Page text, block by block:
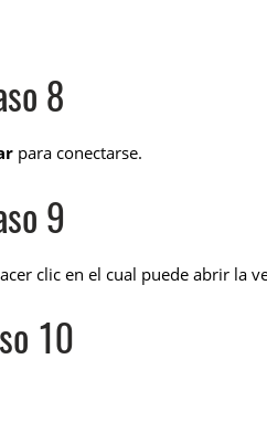
8
para conectarse.
9
clic en el cual puede abrir la
10